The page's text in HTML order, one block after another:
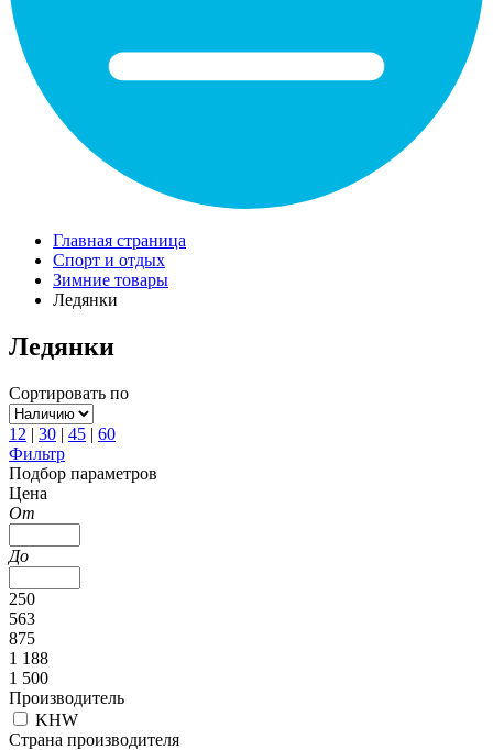
Главная страница
Спорт и отдых
Зимние товары
Ледянки
Ледянки
Сортировать по
12 | 30 | 45 | 60
Фильтр
Подбор параметров
Цена
От
До
250
563
875
1 188
1 500
Производитель
KHW
Страна производителя